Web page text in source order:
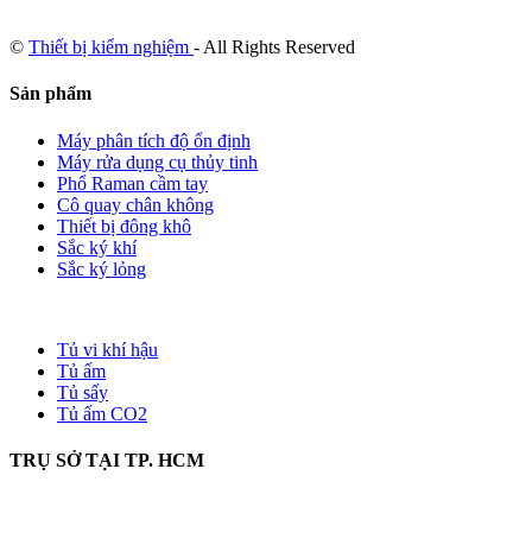
© Thiết bị kiểm nghiệm - All Rights Reserved
Sản phẩm
Máy phân tích độ ổn định
Máy rửa dụng cụ thủy tinh
Phổ Raman cầm tay
Cô quay chân không
Thiết bị đông khô
Sắc ký khí
Sắc ký lỏng
Tủ vi khí hậu
Tủ ấm
Tủ sấy
Tủ ấm CO2
TRỤ SỞ TẠI TP. HCM